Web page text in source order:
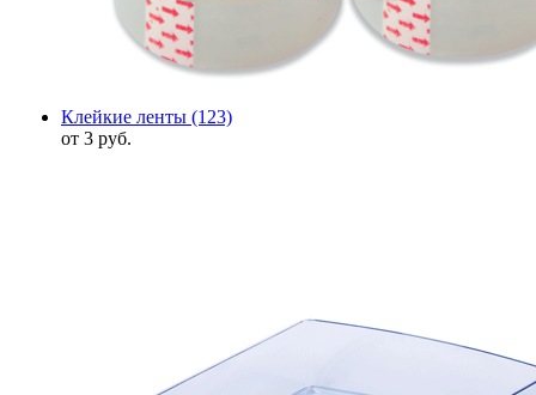
Клейкие ленты (123)
от 3 руб.